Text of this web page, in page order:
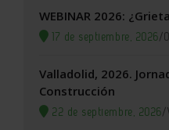
WEBINAR 2026:
17 de septiembre, 2026/
Valladolid, 2026.
Construcción
22 de septiembre, 2026/